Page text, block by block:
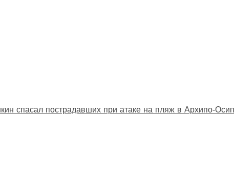
спасал пострадавших при атаке на пляж в